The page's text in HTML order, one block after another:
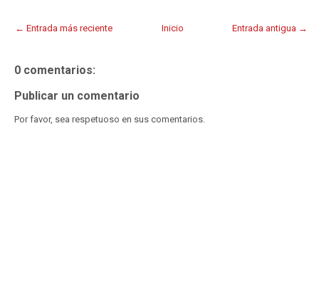
← Entrada más reciente Entrada antigua →
Inicio
0 comentarios:
Publicar un comentario
Por favor, sea respetuoso en sus comentarios.